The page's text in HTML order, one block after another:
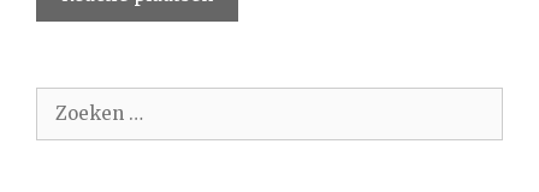
naar: